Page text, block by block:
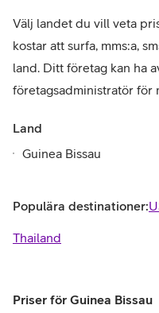
Välj landet du vill veta
kostar att surfa, mms:a,
land. Ditt företag kan ha
företagsadministratör för
Land
Populära destinationer:
Thailand
Priser för Guinea Bissau